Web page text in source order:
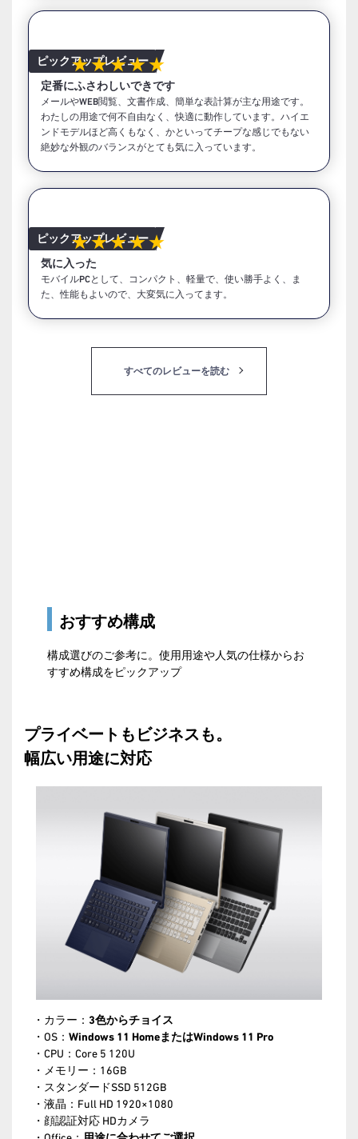
ピックアップレビュー
★★★★★
定番にふさわしいできです
メールやWEB閲覧、文書作成、簡単な表計算が主な用途です。
わたしの用途で何不自由なく、快適に動作しています。ハイエ
ンドモデルほど高くもなく、かといってチープな感じでもない
絶妙な外観のバランスがとても気に入っています。
ピックアップレビュー
★★★★★
気に入った
モバイルPCとして、コンパクト、軽量で、使い勝手よく、ま
た、性能もよいので、大変気に入ってます。
すべてのレビューを読む
おすすめ構成
構成選びのご参考に。使用用途や人気の仕様からお
すすめ構成をピックアップ
プライベートもビジネスも。
幅広い用途に対応
・カラー： 3色からチョイス
・OS： Windows 11 HomeまたはWindows 11 Pro
・CPU：Core 5 120U
・メモリー：16GB
・スタンダードSSD 512GB
・液晶：Full HD 1920×1080
・顔認証対応 HDカメラ